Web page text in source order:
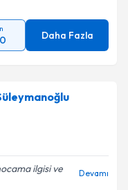
GönderDaha Fazla
ilgisi ve
Devamı